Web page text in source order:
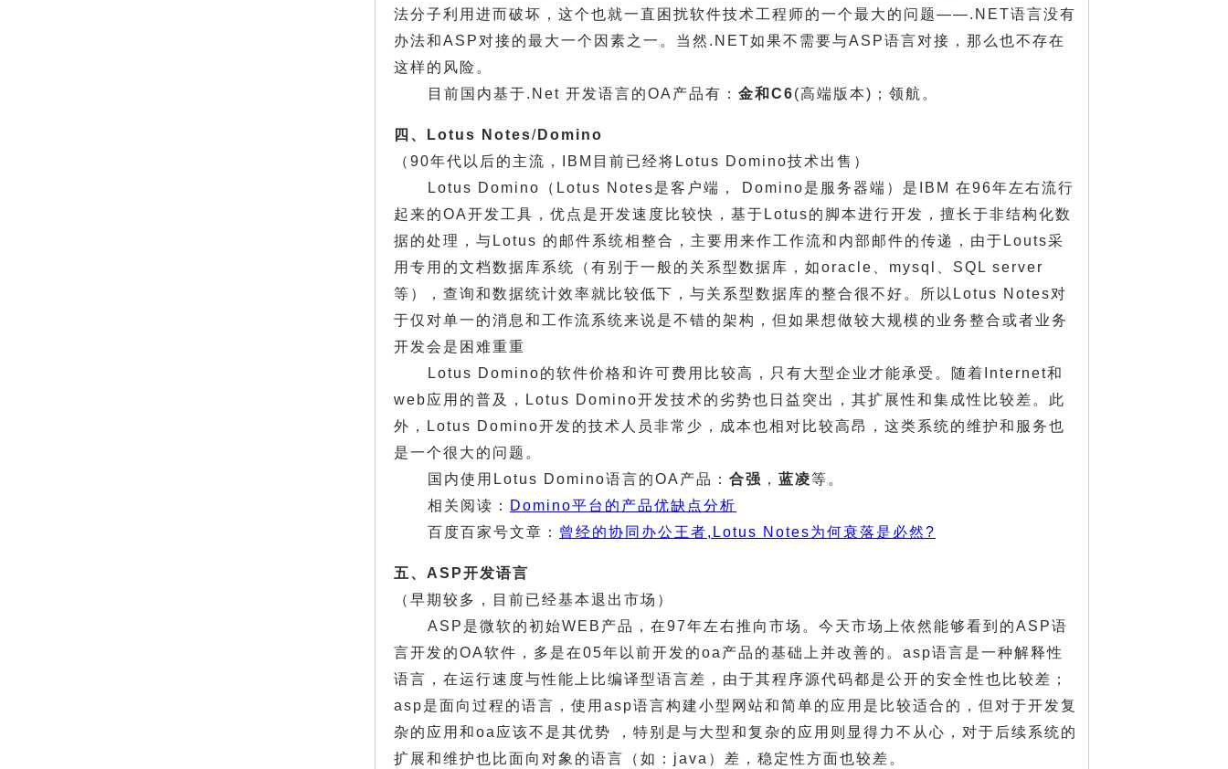
法分子利用进而破坏，这个也就一直困扰软件技术工程师的一个最大的问题——.NET语言没有
办法和ASP对接的最大一个因素之一。当然.NET如果不需要与ASP语言对接，那么也不存在
这样的风险。
目前国内基于.Net 开发语言的OA产品有： 金和C6(高端版本)；领航。
四、Lotus Notes/ Domino
（90年代以后的主流，IBM目前已经将Lotus Domino技术出售）
Lotus Domino（Lotus Notes是客户端， Domino是服务器端）是IBM 在96年左右流行
起来的OA开发工具，优点是开发速度比较快，基于Lotus的脚本进行开发，擅长于非结构化数
据的处理，与Lotus 的邮件系统相整合，主要用来作工作流和内部邮件的传递，由于Louts采
用专用的文档数据库系统（有别于一般的关系型数据库，如oracle、mysql、SQL server
等），查询和数据统计效率就比较低下，与关系型数据库的整合很不好。所以Lotus Notes对
于仅对单一的消息和工作流系统来说是不错的架构，但如果想做较大规模的业务整合或者业务
开发会是困难重重
Lotus Domino的软件价格和许可费用比较高，只有大型企业才能承受。随着Internet和
web应用的普及，Lotus Domino开发技术的劣势也日益突出，其扩展性和集成性比较差。此
外，Lotus Domino开发的技术人员非常少，成本也相对比较高昂，这类系统的维护和服务也
是一个很大的问题。
国内使用Lotus Domino语言的OA产品： 合强 ， 蓝凌等。
相关阅读：
Domino平台的产品优缺点分析
百度百家号文章： 曾经的协同办公王者,Lotus Notes为何衰落是必然?
五、ASP开发语言
（早期较多，目前已经基本退出市场）
ASP是微软的初始WEB产品，在97年左右推向市场。今天市场上依然能够看到的ASP语
言开发的OA软件，多是在05年以前开发的oa产品的基础上并改善的。asp语言是一种解释性
语言，在运行速度与性能上比编译型语言差，由于其程序源代码都是公开的安全性也比较差；
asp是面向过程的语言，使用asp语言构建小型网站和简单的应用是比较适合的，但对于开发复
杂的应用和oa应该不是其优势 ，特别是与大型和复杂的应用则显得力不从心，对于后续系统的
扩展和维护也比面向对象的语言（如：java）差，稳定性方面也较差。